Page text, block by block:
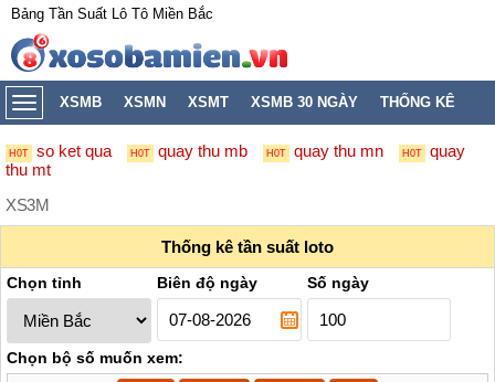
Bảng Tần Suất Lô Tô Miền Bắc
XSMB XSMN XSMT XSMB 30 NGÀY THỐNG KÊ
so ket qua quay thu mb quay thu mn
quay
thu mt
XS3M
Thống kê tần suất loto
Chọn tỉnh Biên độ ngày Số ngày
Chọn bộ số muốn xem: